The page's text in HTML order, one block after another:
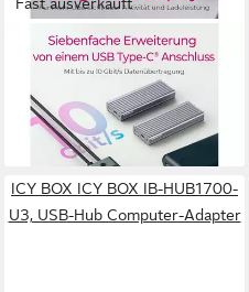
ICY BOX
IB-HUB1457-C31 Netzwerk-
Switch
ab 67,20 €
lieferbar - in 2-3 Werktagen bei dir
ICY BOX ICY BOX IB-HUB1700-
U3, USB-Hub Computer-Adapter